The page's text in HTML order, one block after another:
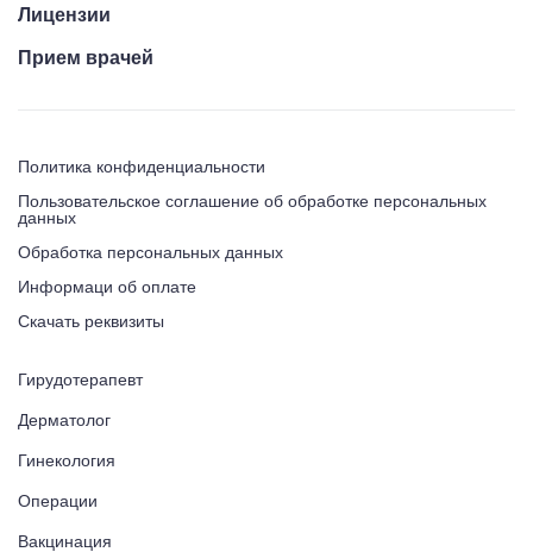
Лицензии
Прием врачей
Политика конфиденциальности
Пользовательское соглашение об обработке персональных
данных
Обработка персональных данных
Информаци об оплате
Скачать реквизиты
Гирудотерапевт
Дерматолог
Гинекология
Операции
Вакцинация